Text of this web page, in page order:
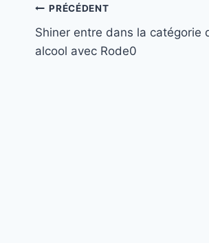
Navigation
de
PRÉCÉDENT
Shiner entre dans la catégorie
alcool avec Rode0